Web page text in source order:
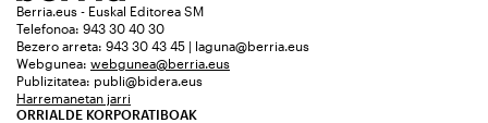
Berria.eus - Euskal Editorea SM
Telefonoa: 943 30 40 30
Bezero arreta: 943 30 43 45 | laguna@berria.eus
Webgunea: webgunea@berria.eus
Publizitatea: publi@bidera.eus
Harremanetan jarri
ORRIALDE KORPORATIBOAK